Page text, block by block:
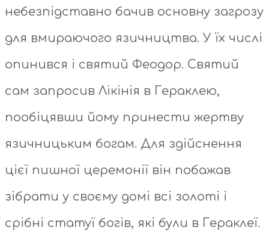
небезпідставно бачив основну загрозу
для вмираючого язичництва. У їх числі
опинився і святий Феодор. Святий
сам запросив Лікінія в Гераклею,
пообіцявши йому принести жертву
язичницьким богам. Для здійснення
цієї пишної церемонії він побажав
зібрати у своєму домі всі золоті і
срібні статуї богів, які були в Гераклеї.